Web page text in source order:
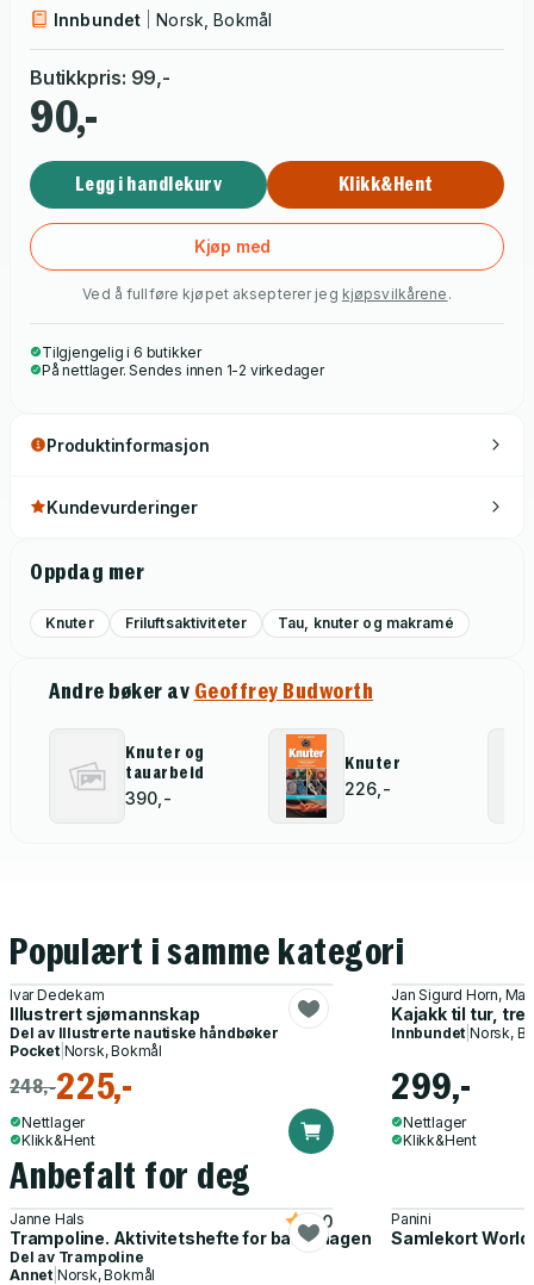
forfatterens eksperttips. Trinn for trinn presenterer boka 50
camping, til fjellklatring og i hverdagen.
Innbundet Norsk, Bokmål
Butikkpris: 99,-
90,-
Legg i handlekurv Klikk&Hent
Kjøp med
Ved å fullføre kjøpet aksepterer jeg kjøpsvilkårene .
Tilgjengelig i 6 butikker
På nettlager. Sendes innen 1-2 virkedager
Produktinformasjon
Kundevurderinger
Oppdag mer
Knuter Friluftsaktiviteter Tau, knuter og makramé
Andre bøker av Geoffrey Budworth
Knuter og
tauarbeid
390,-
Knuter
226,-
Populært i samme kategori
Ivar Dedekam
Illustrert sjømannskap
Del av Illustrerte nautiske håndbøker
Pocket| Norsk, Bokmål
248,-225,-
Nettlager
Klikk&Hent
Jan Sigurd Horn,
Kajakk til tur,
Innbundet Norsk,
299,-
Nettlager
Klikk&Hent
Anbefalt for deg
Janne Hals
Trampoline. Aktivitetshefte for barnehagen
5.0
Del av Trampoline
Annet Norsk, Bokmål
Panini
Samlekort